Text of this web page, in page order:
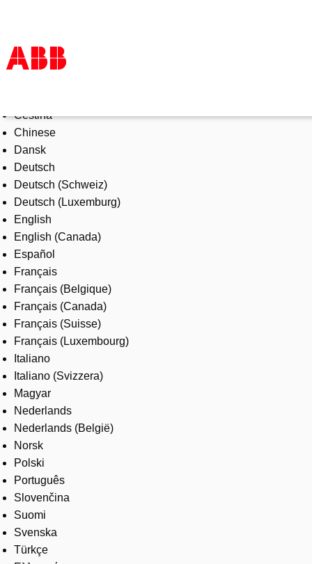
Products & Solutions
Industries
Services
About us
Where to buy
Contact us
Careers
Čeština
Chinese
Dansk
Deutsch
Deutsch (Schweiz)
Deutsch (Luxemburg)
English
English (Canada)
Español
Français
Français (Belgique)
Français (Canada)
Français (Suisse)
Français (Luxembourg)
Italiano
Italiano (Svizzera)
Magyar
Nederlands
Nederlands (België)
Norsk
Polski
Português
Slovenčina
Suomi
Svenska
Türkçe